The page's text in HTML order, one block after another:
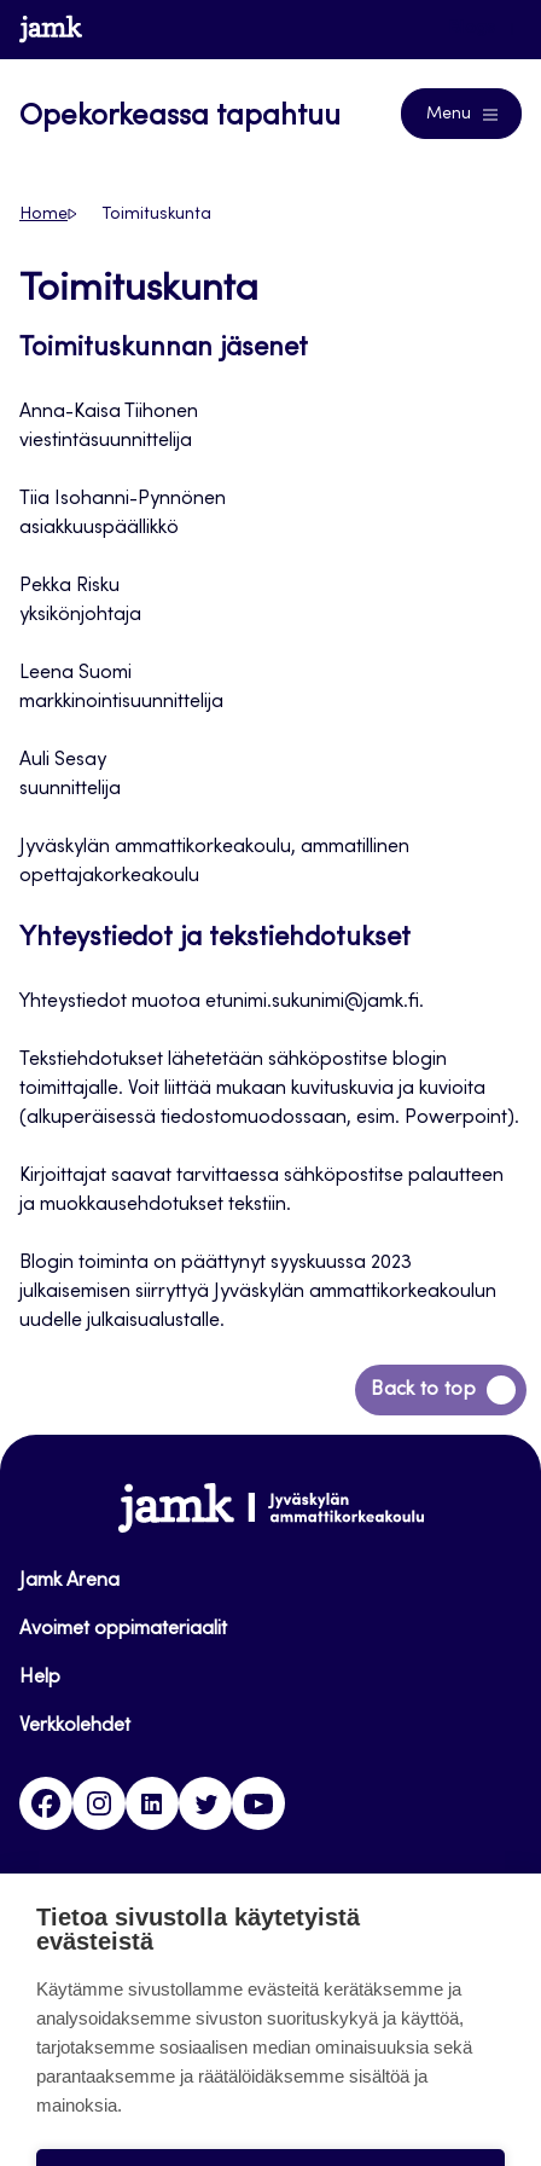
Siirry
suoraan
www.jamk.fi
Opekorkeassa tapahtuu Menu
Home Toimituskunta
Toimituskunta
Toimituskunnan jäsenet
Anna-Kaisa Tiihonen
viestintäsuunnittelija
Tiia Isohanni-Pynnönen
asiakkuuspäällikkö
Pekka Risku
yksikönjohtaja
Leena Suomi
markkinointisuunnittelija
Auli Sesay
suunnittelija
Jyväskylän ammattikorkeakoulu, ammatillinen
opettajakorkeakoulu
Yhteystiedot ja tekstiehdotukset
Yhteystiedot muotoa etunimi.sukunimi@jamk.fi.
Tekstiehdotukset lähetetään sähköpostitse blogin
toimittajalle. Voit liittää mukaan kuvituskuvia ja kuvioita
(alkuperäisessä tiedostomuodossaan, esim. Powerpoint).
Kirjoittajat saavat tarvittaessa sähköpostitse palautteen
ja muokkausehdotukset tekstiin.
Blogin toiminta on päättynyt syyskuussa 2023
julkaisemisen siirryttyä Jyväskylän ammattikorkeakoulun
uudelle julkaisualustalle.
Back to top
Siirry
takaisin
www.jamk.fi
Jamk Arena
Avoimet oppimateriaalit
Help
Verkkolehdet
FacebookInstagramLinkedinTwitter
päättynyt 11.9.2023.
About the site
Käyttöehdot
Tietoa sivustolla käytetyistä
evästeistä
Käytämme sivustollamme evästeitä kerätäksemme ja
analysoidaksemme sivuston suorituskykyä ja käyttöä,
tarjotaksemme sosiaalisen median ominaisuuksia sekä
parantaaksemme ja räätälöidäksemme sisältöä ja
mainoksia.